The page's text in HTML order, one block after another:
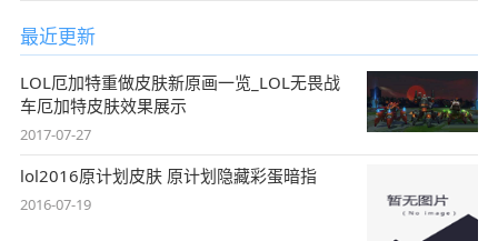
最近更新
LOL厄加特重做皮肤新原画一览_LOL无畏战
车厄加特皮肤效果展示
2017-07-27
lol2016原计划皮肤 原计划隐藏彩蛋暗指
2016-07-19